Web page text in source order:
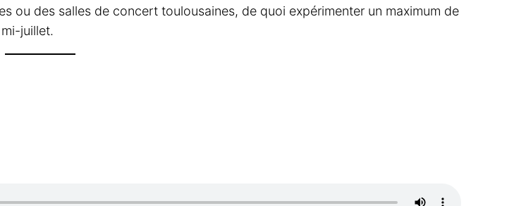
ou des salles de concert toulousaines, de quoi expérimenter un maximum de
juillet.